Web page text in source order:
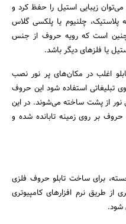
زیبایی استیل را حفظ کرد و
چلنیوم یا پلکسی گلاس
چنین است که رویه حروف از جنس
یا فلزهای دیگر باشد.
اغلب در مکان‌های پر نور نصب
تبلیغاتی استفاده شود این حروف
از پشت ساخته می‌شوند. در این
بر روی زمینه تابانده شده و
برای ساخت تابلو حروف فلزی
طریق نرم افزارهای کامپیوتری